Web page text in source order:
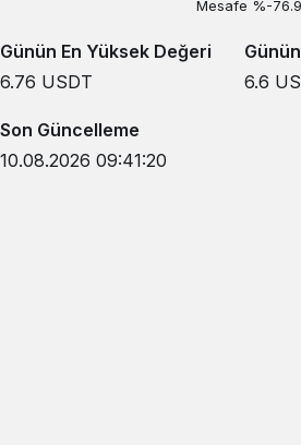
Mesafe %-76.9
Günün En Yüksek Değeri
6.76 USDT
6.6
Son Güncelleme
10.08.2026 09:41:20